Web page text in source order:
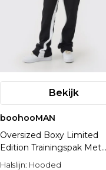
Bekijk
boohooMAN
Oversized Boxy Limited
Edition Trainingspak Met
Touwtjes En Capuchon
Halslijn: Hooded